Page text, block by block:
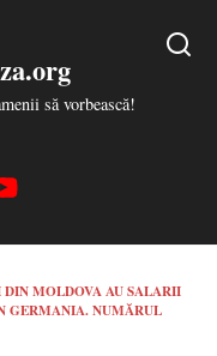
să vorbească!
DIN MOLDOVA AU SALARII
GERMANIA. NUMĂRUL